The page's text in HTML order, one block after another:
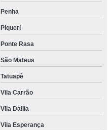
Penha
Piqueri
Ponte Rasa
São Mateus
Tatuapé
Vila Carrão
Vila Dalila
Vila Esperança